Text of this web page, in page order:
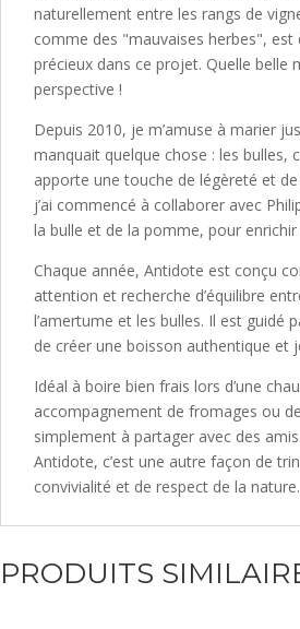
naturellement entre les rangs de
comme des "mauvaises herbes",
précieux dans ce projet. Quelle belle
perspective !
Depuis 2010, je m’amuse à marier
manquait quelque chose : les bulles,
apporte une touche de légèreté et de
j’ai commencé à collaborer avec
la bulle et de la pomme, pour
Chaque année, Antidote est conçu
attention et recherche d’équilibre
l’amertume et les bulles. Il est guidé
de créer une boisson authentique et
Idéal à boire bien frais lors d’une
accompagnement de fromages ou
simplement à partager avec des amis.
Antidote, c’est une autre façon de
convivialité et de respect de la nature.
PRODUITS